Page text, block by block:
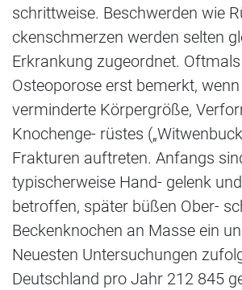
schrittweise. Beschwerden wie
ckenschmerzen werden selten
Erkrankung zugeordnet.
Osteoporose erst bemerkt,
verminderte Körpergröße,
Knochenge- rüstes
Frakturen auftreten. Anfangs
typischerweise Hand- gelenk
betroffen, später büßen Ober-
Beckenknochen an Masse ein
Neuesten Untersuchungen
Deutschland pro Jahr 212 845